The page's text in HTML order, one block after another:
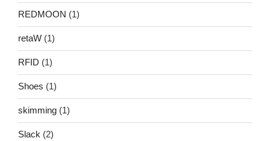
REDMOON (1)
retaW (1)
RFID (1)
Shoes (1)
skimming (1)
Slack (2)